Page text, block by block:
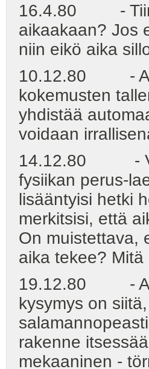
16.4.80 -
aikaakaan? Jos
niin eikö aika
10.12.80 -
kokemusten
yhdistää
voidaan
14.12.80 -
fysiikan perus-
lisääntyisi hetki
merkitsisi, että
On muistettava,
aika tekee?
19.12.80 -
kysymys on
rakenne
mekaaninen -